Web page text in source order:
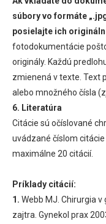
súbory vo formáte
posielajte ich
fotodokumentácie
originály. Každú
zmienená v texte. Text
alebo množného čísla
6. Literatúra
Citácie sú očíslované
uvádzané číslom
maximálne 20 citácií.
Príklady citácií:
1. Webb MJ. Chirurgia
zajtra. Gynekol prax